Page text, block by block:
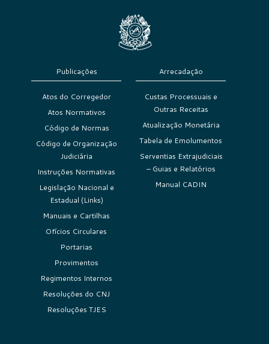
Publicações
Atos do Corregedor
Atos Normativos
Código de Normas
Código de Organização
Judiciária
Instruções Normativas
Legislação Nacional e
Estadual (Links)
Manuais e Cartilhas
Ofícios Circulares
Portarias
Provimentos
Regimentos Internos
Resoluções do CNJ
Resoluções TJES
Arrecadação
Custas Processuais e
Outras Receitas
Atualização Monetária
Tabela de Emolumentos
Serventias Extrajudiciais
– Guias e Relatórios
Manual CADIN